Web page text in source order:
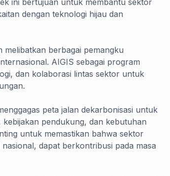
ini bertujuan untuk membantu sektor
dengan teknologi hijau dan
melibatkan berbagai pemangku
AIGIS sebagai program
dan kolaborasi lintas sektor untuk
peta jalan dekarbonisasi untuk
pendukung, dan kebutuhan
untuk memastikan bahwa sektor
dapat berkontribusi pada masa